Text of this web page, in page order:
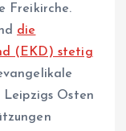
Freikirche.
die
(EKD) stetig
Osten